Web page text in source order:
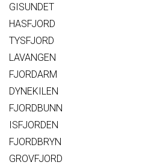
GISUNDET
HASFJORD
TYSFJORD
LAVANGEN
FJORDARM
DYNEKILEN
FJORDBUNN
ISFJORDEN
FJORDBRYN
GROVFJORD